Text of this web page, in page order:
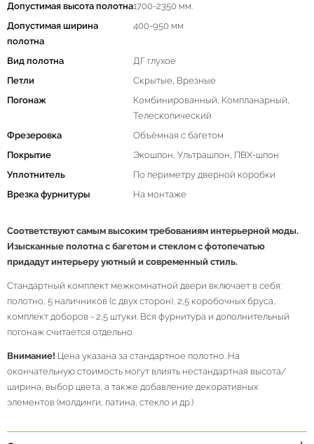
Допустимая высота полотна1700-2350 мм.
Допустимая ширина
полотна
400-950 мм
Вид полотна
ДГ глухое
Петли
Скрытые, Врезные
Погонаж
Комбинированный, Компланарный,
Телескопический
Фрезеровка
Объёмная с багетом
Покрытие
Экошпон, Ультрашпон, ПВХ-шпон
Уплотнитель
По периметру дверной коробки
Врезка фурнитуры
На монтаже
Соответствуют самым высоким требованиям интерьерной моды.
Изысканные полотна с багетом и стеклом с фотопечатью
придадут интерьеру уютный и современный стиль.
Стандартный комплект межкомнатной двери включает в себя:
полотно, 5 наличников (с двух сторон), 2,5 коробочных бруса,
комплект доборов - 2,5 штуки. Вся фурнитура и дополнительный
погонаж считается отдельно.
Внимание! Цена указана за стандартное полотно. На
окончательную стоимость могут влиять нестандартная высота/
ширина, выбор цвета, а также добавление декоративных
элементов (молдинги, патина, стекло и др.)